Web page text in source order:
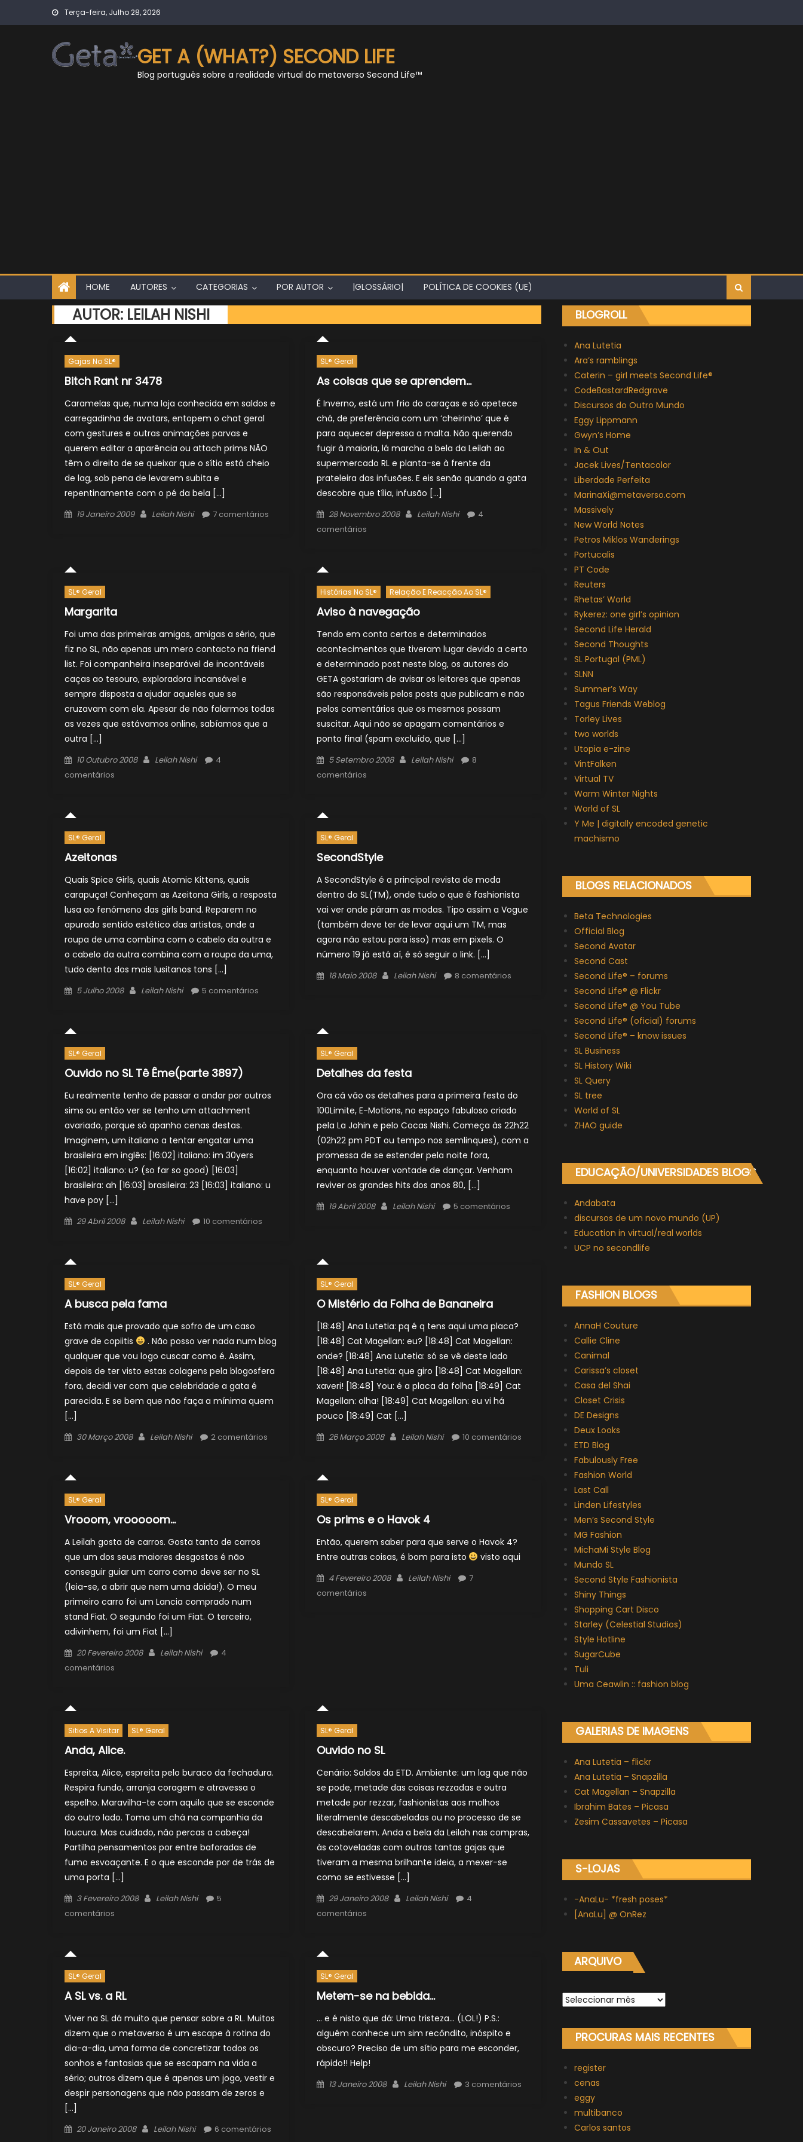
Terça-feira, Julho 28, 2026
GET A (WHAT?) SECOND LIFE
Blog português sobre a realidade virtual do metaverso Second Life™
HOME AUTORES CATEGORIAS POR AUTOR |GLOSSÁRIO| POLÍTICA DE COOKIES (UE)
AUTOR: LEILAH NISHI
Gajas No SL®
Bitch Rant nr 3478
Caramelas que, numa loja conhecida em saldos e
carregadinha de avatars, entopem o chat geral
com gestures e outras animações parvas e
querem editar a aparência ou attach prims NÃO
têm o direito de se queixar que o sítio está cheio
de lag, sob pena de levarem subita e
repentinamente com o pé da bela […]
Posted
19 Janeiro 2009 Author
Leilah Nishi 7 comentários
SL® Geral
As coisas que se aprendem…
É Inverno, está um frio do caraças e só apetece
chá, de preferência com um ‘cheirinho’ que é
para aquecer depressa a malta. Não querendo
fugir à maioria, lá marcha a bela da Leilah ao
supermercado RL e planta-se à frente da
prateleira das infusões. E eis senão quando a gata
descobre que tília, infusão […]
Posted
on
28 Novembro 2008 Author
Leilah Nishi
4
comentários
SL® Geral
Margarita
Foi uma das primeiras amigas, amigas a sério, que
fiz no SL, não apenas um mero contacto na friend
list. Foi companheira inseparável de incontáveis
caças ao tesouro, exploradora incansável e
sempre disposta a ajudar aqueles que se
cruzavam com ela. Apesar de não falarmos todas
as vezes que estávamos online, sabíamos que a
outra […]
Posted
on
10 Outubro 2008 Author
Leilah Nishi
4
comentários
Histórias No SL® Relação E Reacção Ao SL®
Aviso à navegação
Tendo em conta certos e determinados
acontecimentos que tiveram lugar devido a certo
e determinado post neste blog, os autores do
GETA gostariam de avisar os leitores que apenas
são responsáveis pelos posts que publicam e não
pelos comentários que os mesmos possam
suscitar. Aqui não se apagam comentários e
ponto final (spam excluído, que […]
Posted
on
5 Setembro 2008 Author
Leilah Nishi
8
comentários
SL® Geral
Azeitonas
Quais Spice Girls, quais Atomic Kittens, quais
carapuça! Conheçam as Azeitona Girls, a resposta
lusa ao fenómeno das girls band. Reparem no
apurado sentido estético das artistas, onde a
roupa de uma combina com o cabelo da outra e
o cabelo da outra combina com a roupa da uma,
tudo dento dos mais lusitanos tons […]
Posted
5 Julho 2008 Author
Leilah Nishi 5 comentários
SL® Geral
SecondStyle
A SecondStyle é a principal revista de moda
dentro do SL(TM), onde tudo o que é fashionista
vai ver onde páram as modas. Tipo assim a Vogue
(também deve ter de levar aqui um TM, mas
agora não estou para isso) mas em pixels. O
número 19 já está aí, é só seguir o link. […]
Posted
18 Maio 2008 Author
Leilah Nishi 8 comentários
SL® Geral
Ouvido no SL Tê Ême(parte 3897)
Eu realmente tenho de passar a andar por outros
sims ou então ver se tenho um attachment
avariado, porque só apanho cenas destas.
Imaginem, um italiano a tentar engatar uma
brasileira em inglês: [16:02] italiano: im 30yers
[16:02] italiano: u? (so far so good) [16:03]
brasileira: ah [16:03] brasileira: 23 [16:03] italiano: u
have poy […]
Posted
29 Abril 2008 Author
Leilah Nishi 10 comentários
SL® Geral
Detalhes da festa
Ora cá vão os detalhes para a primeira festa do
100Limite, E-Motions, no espaço fabuloso criado
pela La Johin e pelo Cocas Nishi. Começa às 22h22
(02h22 pm PDT ou tempo nos semlinques), com a
promessa de se estender pela noite fora,
enquanto houver vontade de dançar. Venham
reviver os grandes hits dos anos 80, […]
Posted
19 Abril 2008 Author
Leilah Nishi 5 comentários
SL® Geral
A busca pela fama
Está mais que provado que sofro de um caso
grave de copiitis
. Não posso ver nada num blog
qualquer que vou logo cuscar como é. Assim,
depois de ter visto estas colagens pela blogosfera
fora, decidi ver com que celebridade a gata é
parecida. E se bem que não faça a mínima quem
[…]
Posted
30 Março 2008 Author
Leilah Nishi 2 comentários
SL® Geral
O Mistério da Folha de Bananeira
[18:48] Ana Lutetia: pq é q tens aqui uma placa?
[18:48] Cat Magellan: eu? [18:48] Cat Magellan:
onde? [18:48] Ana Lutetia: só se vê deste lado
[18:48] Ana Lutetia: que giro [18:48] Cat Magellan:
xaveri! [18:48] You: é a placa da folha [18:49] Cat
Magellan: olha! [18:49] Cat Magellan: eu vi há
pouco [18:49] Cat […]
Posted
26 Março 2008 Author
Leilah Nishi 10 comentários
SL® Geral
Vrooom, vrooooom…
A Leilah gosta de carros. Gosta tanto de carros
que um dos seus maiores desgostos é não
conseguir guiar um carro como deve ser no SL
(leia-se, a abrir que nem uma doida!). O meu
primeiro carro foi um Lancia comprado num
stand Fiat. O segundo foi um Fiat. O terceiro,
adivinhem, foi um Fiat […]
Posted
on
20 Fevereiro 2008 Author
Leilah Nishi
4
comentários
SL® Geral
Os prims e o Havok 4
Então, querem saber para que serve o Havok 4?
Entre outras coisas, é bom para isto
visto aqui
Posted
on
4 Fevereiro 2008 Author
Leilah Nishi
7
comentários
Sitios A Visitar SL® Geral
Anda, Alice.
Espreita, Alice, espreita pelo buraco da fechadura.
Respira fundo, arranja coragem e atravessa o
espelho. Maravilha-te com aquilo que se esconde
do outro lado. Toma um chá na companhia da
loucura. Mas cuidado, não percas a cabeça!
Partilha pensamentos por entre baforadas de
fumo esvoaçante. E o que esconde por de trás de
uma porta […]
Posted
on
3 Fevereiro 2008 Author
Leilah Nishi
5
comentários
SL® Geral
Ouvido no SL
Cenário: Saldos da ETD. Ambiente: um lag que não
se pode, metade das coisas rezzadas e outra
metade por rezzar, fashionistas aos molhos
literalmente descabeladas ou no processo de se
descabelarem. Anda a bela da Leilah nas compras,
às cotoveladas com outras tantas gajas que
tiveram a mesma brilhante ideia, a mexer-se
como se estivesse […]
Posted
on
29 Janeiro 2008 Author
Leilah Nishi
4
comentários
SL® Geral
A SL vs. a RL
Viver na SL dá muito que pensar sobre a RL. Muitos
dizem que o metaverso é um escape à rotina do
dia-a-dia, uma forma de concretizar todos os
sonhos e fantasias que se escapam na vida a
sério; outros dizem que é apenas um jogo, vestir e
despir personagens que não passam de zeros e
[…]
Posted
20 Janeiro 2008 Author
Leilah Nishi 6 comentários
SL® Geral
Metem-se na bebida…
… e é nisto que dá: Uma tristeza… (LOL!) P.S.:
alguém conhece um sim recôndito, inóspito e
obscuro? Preciso de um sítio para me esconder,
rápido!! Help!
Posted
13 Janeiro 2008 Author
Leilah Nishi 3 comentários
BLOGROLL
Ana Lutetia
Ara’s ramblings
Caterin – girl meets Second Life®
CodeBastardRedgrave
Discursos do Outro Mundo
Eggy Lippmann
Gwyn’s Home
In & Out
Jacek Lives/Tentacolor
Liberdade Perfeita
MarinaXi@metaverso.com
Massively
New World Notes
Petros Miklos Wanderings
Portucalis
PT Code
Reuters
Rhetas’ World
Rykerez: one girl’s opinion
Second Life Herald
Second Thoughts
SL Portugal (PML)
SLNN
Summer’s Way
Tagus Friends Weblog
Torley Lives
two worlds
Utopia e-zine
VintFalken
Virtual TV
Warm Winter Nights
World of SL
Y Me | digitally encoded genetic
machismo
BLOGS RELACIONADOS
Beta Technologies
Official Blog
Second Avatar
Second Cast
Second Life® – forums
Second Life® @ Flickr
Second Life® @ You Tube
Second Life® (oficial) forums
Second Life® – know issues
SL Business
SL History Wiki
SL Query
SL tree
World of SL
ZHAO guide
EDUCAÇÃO/UNIVERSIDADES BLOGS
Andabata
discursos de um novo mundo (UP)
Education in virtual/real worlds
UCP no secondlife
FASHION BLOGS
AnnaH Couture
Callie Cline
Canimal
Carissa’s closet
Casa del Shai
Closet Crisis
DE Designs
Deux Looks
ETD Blog
Fabulously Free
Fashion World
Last Call
Linden Lifestyles
Men’s Second Style
MG Fashion
MichaMi Style Blog
Mundo SL
Second Style Fashionista
Shiny Things
Shopping Cart Disco
Starley (Celestial Studios)
Style Hotline
SugarCube
Tuli
Uma Ceawlin :: fashion blog
GALERIAS DE IMAGENS
Ana Lutetia – flickr
Ana Lutetia – Snapzilla
Cat Magellan – Snapzilla
Ibrahim Bates – Picasa
Zesim Cassavetes – Picasa
S-LOJAS
-AnaLu- *fresh poses*
[AnaLu] @ OnRez
ARQUIVO
Arquivo
PROCURAS MAIS RECENTES
register
cenas
eggy
multibanco
Carlos santos